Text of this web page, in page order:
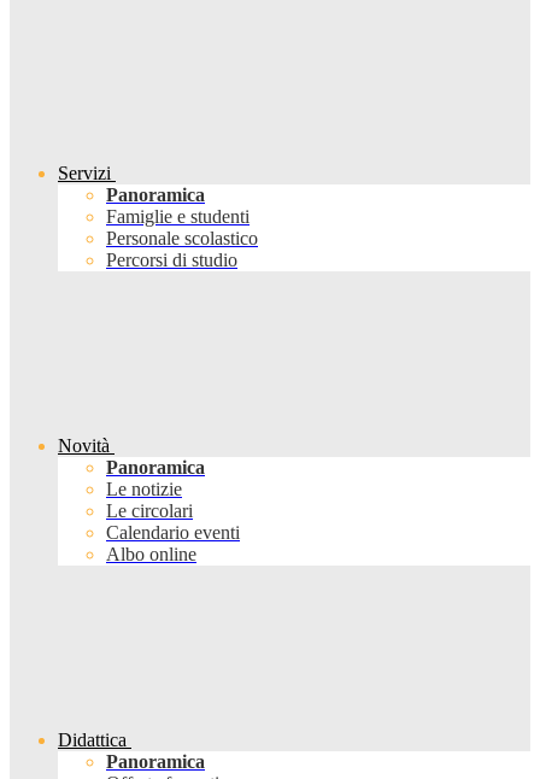
Servizi
Panoramica
Famiglie e studenti
Personale scolastico
Percorsi di studio
Novità
Panoramica
Le notizie
Le circolari
Calendario eventi
Albo online
Didattica
Panoramica